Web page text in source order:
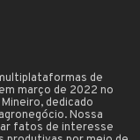
de
março de 2022 no
dedicado
Nossa
fatos de interesse